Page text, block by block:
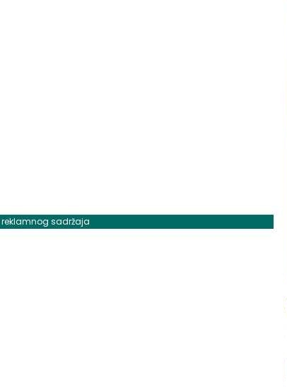
reklamnog sadržaja